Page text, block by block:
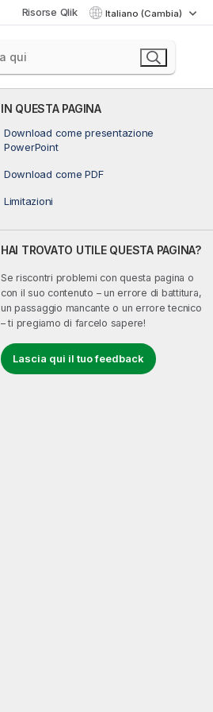
Risorse Qlik Italiano (Cambia)
IN QUESTA PAGINA
Download come presentazione
PowerPoint
Download come PDF
Limitazioni
HAI TROVATO UTILE QUESTA PAGINA?
Se riscontri problemi con questa pagina o
con il suo contenuto – un errore di battitura,
un passaggio mancante o un errore tecnico
– ti pregiamo di farcelo sapere!
Lascia qui il tuo feedback